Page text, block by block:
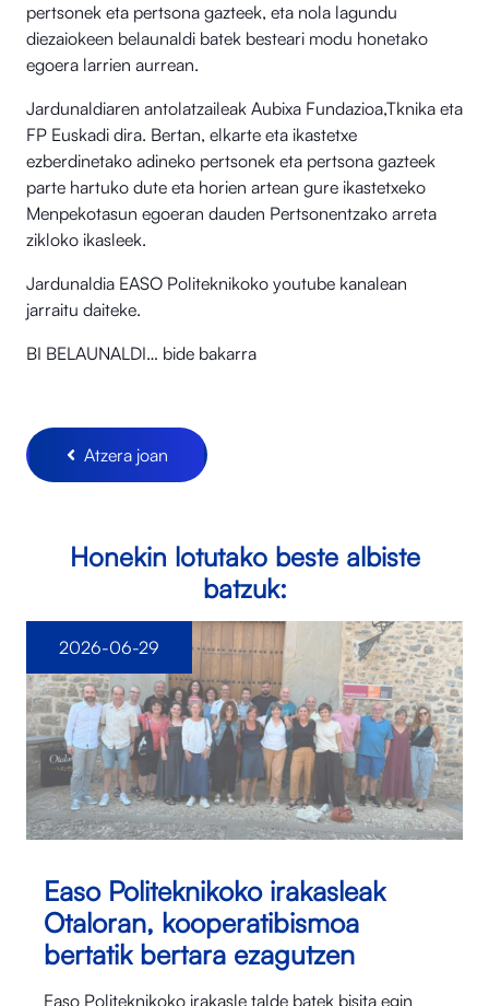
pertsonek eta pertsona gazteek, eta nola lagundu
diezaiokeen belaunaldi batek besteari modu honetako
egoera larrien aurrean.
Jardunaldiaren antolatzaileak Aubixa Fundazioa,Tknika eta
FP Euskadi dira. Bertan, elkarte eta ikastetxe
ezberdinetako adineko pertsonek eta pertsona gazteek
parte hartuko dute eta horien artean gure ikastetxeko
Menpekotasun egoeran dauden Pertsonentzako arreta
zikloko ikasleek.
Jardunaldia EASO Politeknikoko youtube kanalean
jarraitu daiteke.
BI BELAUNALDI… bide bakarra
Atzera joan
Honekin lotutako beste albiste
batzuk:
Easo Politeknikoko irakasleak
Otaloran, kooperatibismoa
bertatik bertara ezagutzen
Easo Politeknikoko irakasle talde batek bisita egin
2026-06-29